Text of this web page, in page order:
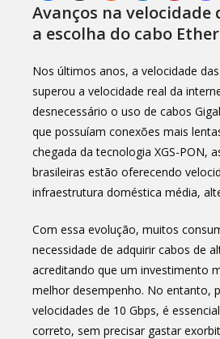
Avanços na
a escolha do cabo
Nos últimos anos, a velocidade
superou a velocidade real da
desnecessário o uso de cabos
que possuíam conexões mais
chegada da tecnologia XGS-PON,
brasileiras estão oferecendo
infraestrutura doméstica média,
Com essa evolução, muitos
necessidade de adquirir cabos de
acreditando que um investimento
melhor desempenho. No entanto,
velocidades de 10 Gbps, é
correto, sem precisar gastar